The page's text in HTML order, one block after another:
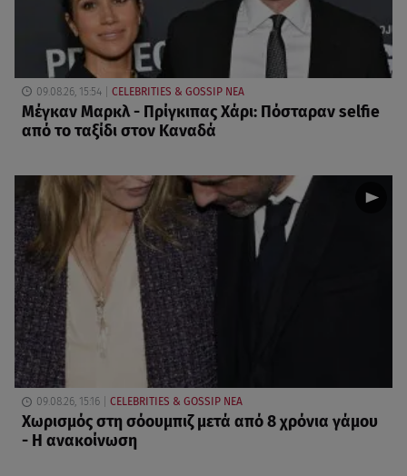
09.08.26, 15:54 CELEBRITIES & GOSSIP ΝΕΑ
Μέγκαν Μαρκλ - Πρίγκιπας Χάρι: Πόσταραν selfie
από το ταξίδι στον Καναδά
09.08.26, 15:16 CELEBRITIES & GOSSIP ΝΕΑ
Χωρισμός στη σόουμπιζ μετά από 8 χρόνια γάμου
- Η ανακοίνωση